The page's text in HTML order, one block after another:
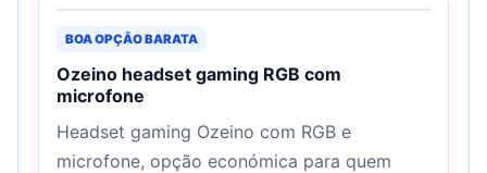
BOA OPÇÃO BARATA
Ozeino headset gaming RGB com
microfone
Headset gaming Ozeino com RGB e
microfone, opção económica para quem